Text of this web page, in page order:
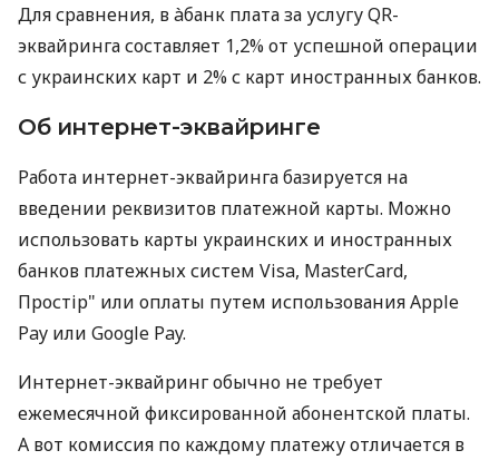
Для сравнения, в àбанк плата за услугу QR-
эквайринга составляет 1,2% от успешной операции
с украинских карт и 2% с карт иностранных банков.
Об интернет-эквайринге
Работа интернет-эквайринга базируется на
введении реквизитов платежной карты. Можно
использовать карты украинских и иностранных
банков платежных систем Visa, MasterCard,
Простір" или оплаты путем использования Apple
Pay или Google Pay.
Интернет-эквайринг обычно не требует
ежемесячной фиксированной абонентской платы.
А вот комиссия по каждому платежу отличается в